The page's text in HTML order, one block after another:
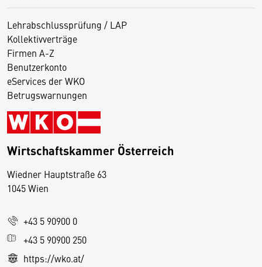
Lehrabschlussprüfung / LAP
Kollektivverträge
Firmen A-Z
Benutzerkonto
eServices der WKO
Betrugswarnungen
Wirtschaftskammer Österreich
Wiedner Hauptstraße 63
1045 Wien
+43 5 90900 0
+43 5 90900 250
https://wko.at/
D
s
e
S